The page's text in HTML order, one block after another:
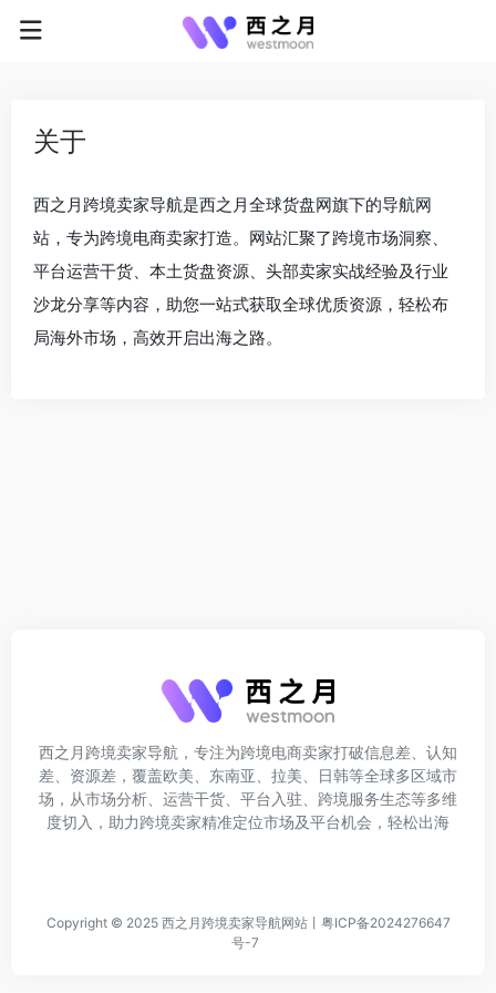
关于
西之月跨境卖家导航是西之月全球货盘网旗下的导航网
站，专为跨境电商卖家打造。网站汇聚了跨境市场洞察、
平台运营干货、本土货盘资源、头部卖家实战经验及行业
沙龙分享等内容，助您一站式获取全球优质资源，轻松布
局海外市场，高效开启出海之路。
西之月跨境卖家导航，专注为跨境电商卖家打破信息差、认知
差、资源差，覆盖欧美、东南亚、拉美、日韩等全球多区域市
场，从市场分析、运营干货、平台入驻、跨境服务生态等多维
度切入，助力跨境卖家精准定位市场及平台机会，轻松出海
Copyright © 2025 西之月跨境卖家导航网站丨 粤ICP备2024276647
号-7